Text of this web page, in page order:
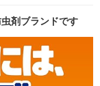
剤ブランドです